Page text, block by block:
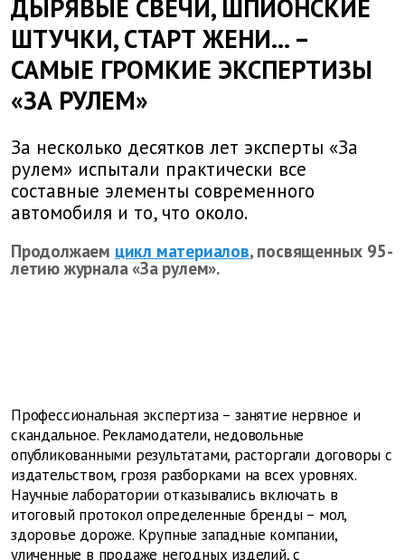
ДЫРЯВЫЕ СВЕЧИ, ШПИОНСКИЕ
ШТУЧКИ, СТАРТ ЖЕНИ... –
САМЫЕ ГРОМКИЕ ЭКСПЕРТИЗЫ
«ЗА РУЛЕМ»
За несколько десятков лет эксперты «За
рулем» испытали практически все
составные элементы современного
автомобиля и то, что около.
Продолжаем цикл материалов, посвященных 95-
летию журнала «За рулем».
Профессиональная экспертиза – занятие нервное и
скандальное. Рекламодатели, недовольные
опубликованными результатами, расторгали договоры с
издательством, грозя разборками на всех уровнях.
Научные лаборатории отказывались включать в
итоговый протокол определенные бренды – мол,
здоровье дороже. Крупные западные компании,
уличенные в продаже негодных изделий, с